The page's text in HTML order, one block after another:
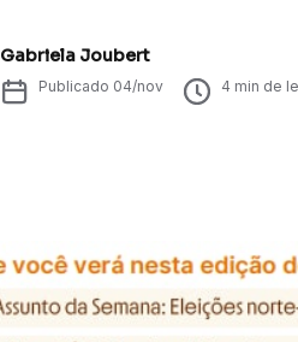
Gabriela Joubert
Publicado 04/nov 4 min de